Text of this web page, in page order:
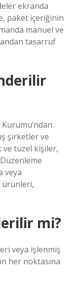
ekranda
paket içeriğinin
manuel ve
tasarruf
şirketler ve
ve tüzel kişiler,
veya
ürünleri,
mi?
veya işlenmiş
her noktasına